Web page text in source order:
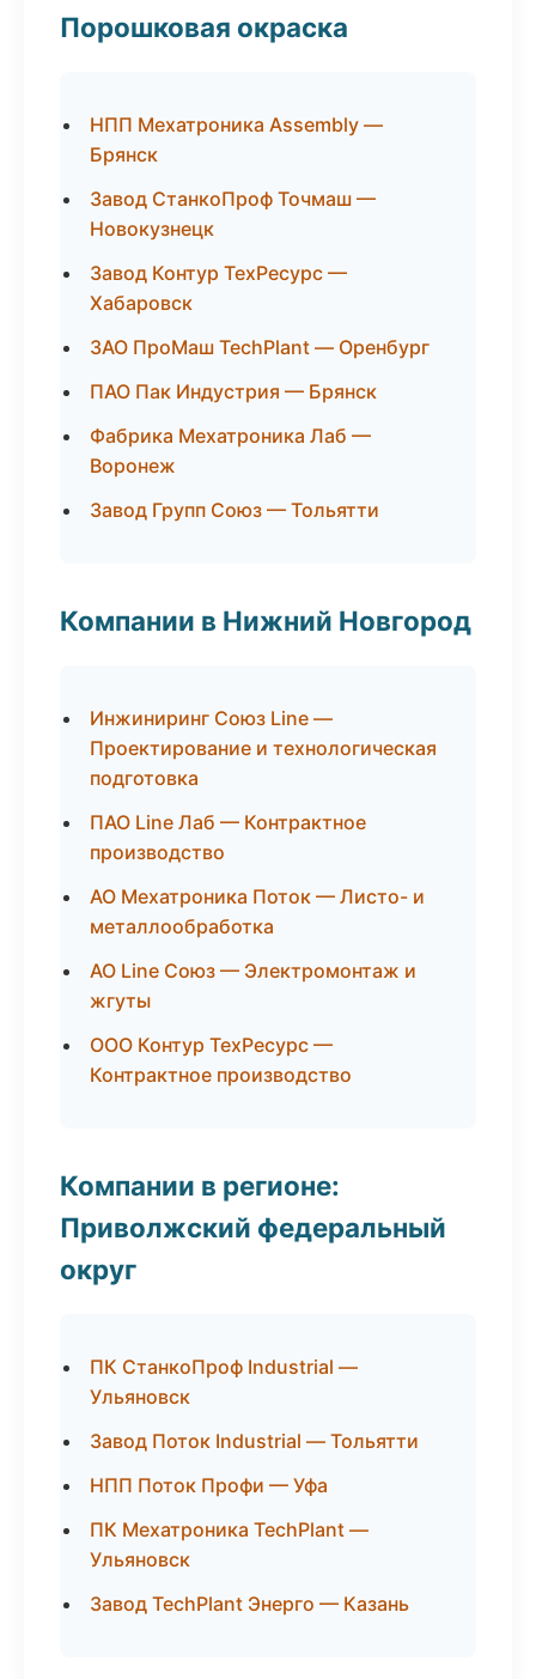
Порошковая окраска
НПП Мехатроника Assembly —
Брянск
Завод СтанкоПроф Точмаш —
Новокузнецк
Завод Контур ТехРесурс —
Хабаровск
ЗАО ПроМаш TechPlant — Оренбург
ПАО Пак Индустрия — Брянск
Фабрика Мехатроника Лаб —
Воронеж
Завод Групп Союз — Тольятти
Компании в Нижний Новгород
Инжиниринг Союз Line —
Проектирование и технологическая
подготовка
ПАО Line Лаб — Контрактное
производство
АО Мехатроника Поток — Листо- и
металлообработка
АО Line Союз — Электромонтаж и
жгуты
ООО Контур ТехРесурс —
Контрактное производство
Компании в регионе:
Приволжский федеральный
округ
ПК СтанкоПроф Industrial —
Ульяновск
Завод Поток Industrial — Тольятти
НПП Поток Профи — Уфа
ПК Мехатроника TechPlant —
Ульяновск
Завод TechPlant Энерго — Казань